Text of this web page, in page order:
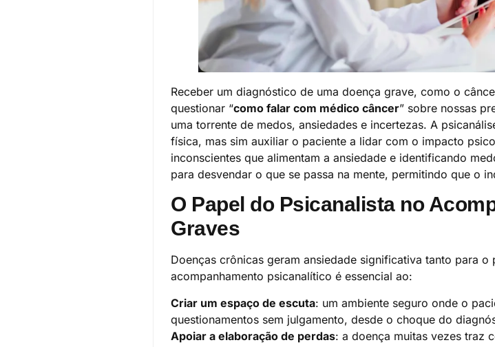
Receber um diagnóstico de uma doença grave, como o
questionar “como falar com médico câncer” sobre nossas
uma torrente de medos, ansiedades e incertezas. A
física, mas sim auxiliar o paciente a lidar com o impacto
inconscientes que alimentam a ansiedade e identificando
para desvendar o que se passa na mente, permitindo que o
O Papel do Psicanalista no
Graves
Doenças crônicas geram ansiedade significativa tanto para
acompanhamento psicanalítico é essencial ao:
Criar um espaço de escuta: um ambiente seguro onde o
questionamentos sem julgamento, desde o choque do
Apoiar a elaboração de perdas: a doença muitas vezes traz